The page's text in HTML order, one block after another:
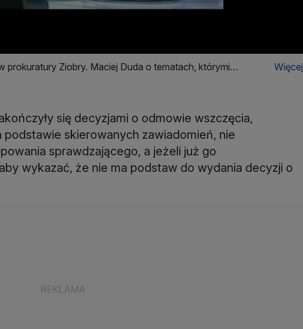
prokuratury Ziobry. Maciej Duda o tematach, którymi
Więcej
się decyzjami o odmowie wszczęcia,
skierowanych zawiadomień, nie
sprawdzającego, a jeżeli już go
wykazać, że nie ma podstaw do wydania decyzji o